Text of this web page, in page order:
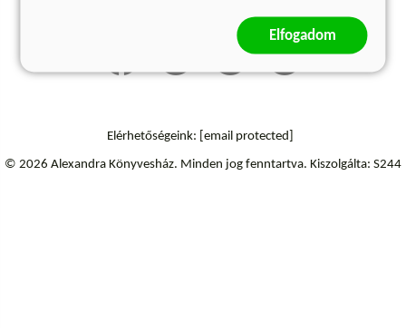
Elérhetőségeink: [email protected]
© 2026 Alexandra Könyvesház. Minden jog fenntartva. Kiszolgálta: S244
Elfogadom